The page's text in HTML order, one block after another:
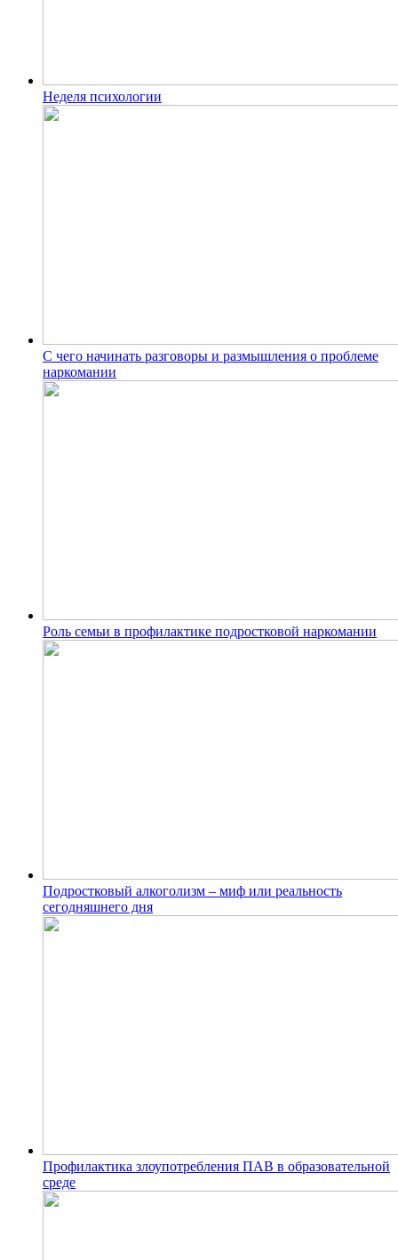
Неделя психологии
С чего начинать разговоры и размышления о проблеме
наркомании
Роль семьи в профилактике подростковой наркомании
Подростковый алкоголизм – миф или реальность
сегодняшнего дня
Профилактика злоупотребления ПАВ в образовательной
среде